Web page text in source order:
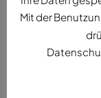
Neueste
Mit der